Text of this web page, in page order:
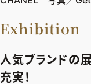
Exhibition
人気ブランドの
充実！